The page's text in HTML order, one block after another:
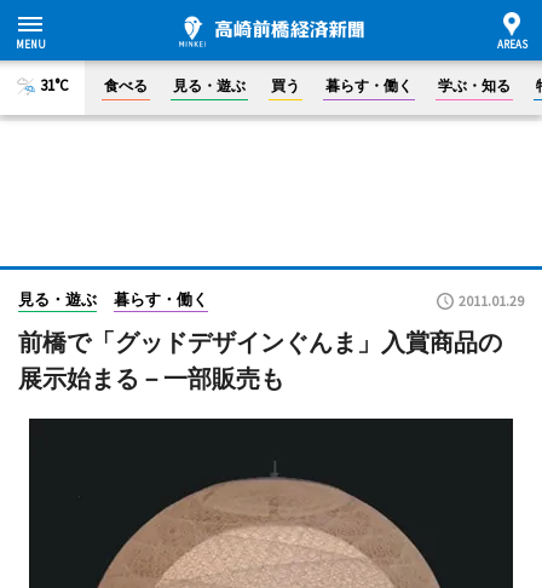
31°C 食べる 見る・遊ぶ 買う 暮らす・働く 学ぶ・知る
見る・遊ぶ 暮らす・働く 2011.01.29
前橋で「グッドデザインぐんま」入賞商品の
展示始まる－一部販売も